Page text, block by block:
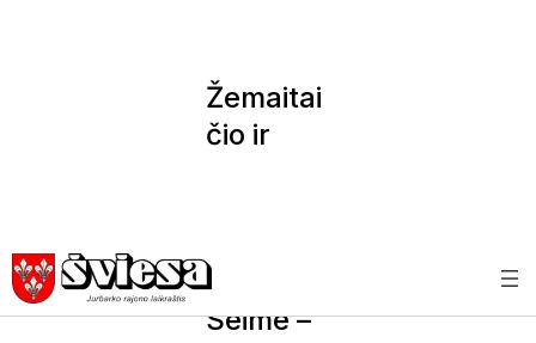
Žemaitai
čio ir
ose
Seime –